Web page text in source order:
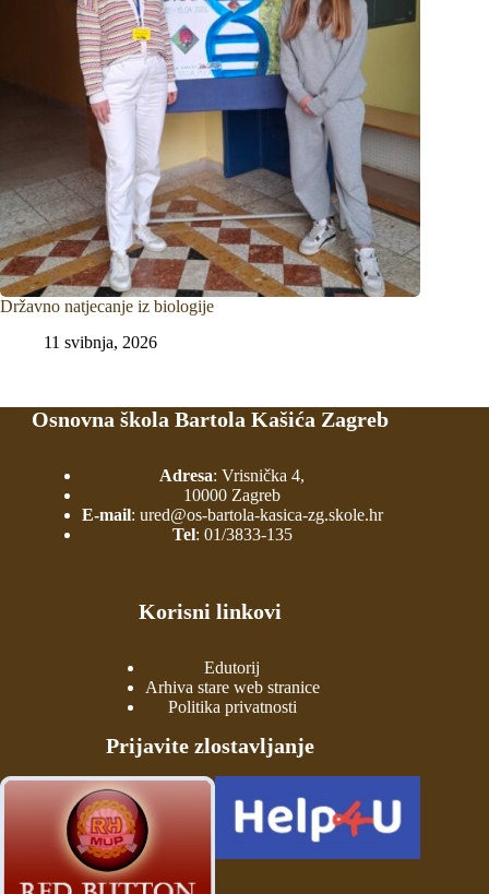
Državno natjecanje iz biologije
11 svibnja, 2026
Osnovna škola Bartola Kašića Zagreb
Adresa: Vrisnička 4,
10000 Zagreb
E-mail: ured@os-bartola-kasica-zg.skole.hr
Tel: 01/3833-135
Korisni linkovi
Edutorij
Arhiva stare web stranice
Politika privatnosti
Prijavite zlostavljanje